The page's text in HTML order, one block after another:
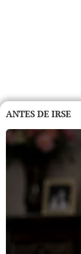
ANTES DE IRSE